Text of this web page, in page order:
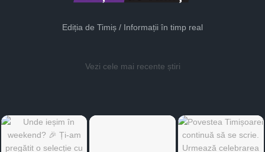
Ediția de Timiș / Informații în timp real
Vezi cele mai recente știri